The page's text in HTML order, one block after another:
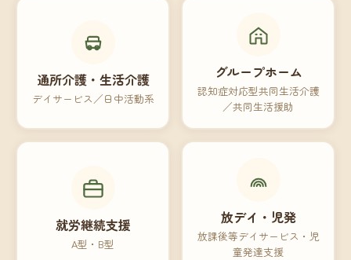
通所介護・生活介護
デイサービス／日中活動系
グループホーム
認知症対応型共同生活介護
／共同生活援助
就労継続支援
A型・B型
放デイ・児発
放課後等デイサービス・児
童発達支援